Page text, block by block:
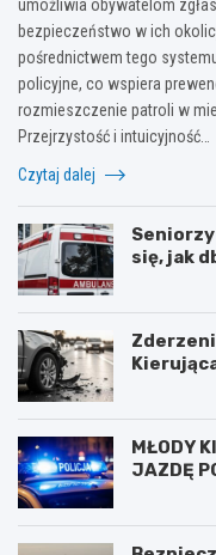
umożliwia obywatelom
bezpieczeństwo w ich
pośrednictwem tego
policyjne, co wspiera
rozmieszczenie patroli w
Przejrzystość i intuicyjność…
Czytaj dalej
się, jak
MŁODY
JAZDĘ